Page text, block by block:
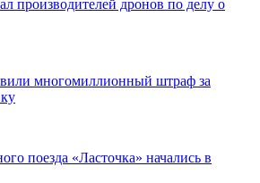
производителей дронов по делу о
многомиллионный штраф за
поезда «Ласточка» начались в